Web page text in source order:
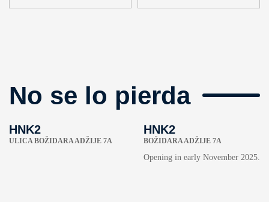
No se lo pierda
HNK2
ULICA BOŽIDARA ADŽIJE 7A
HNK2
BOŽIDARA ADŽIJE 7A
Opening in early November 2025.